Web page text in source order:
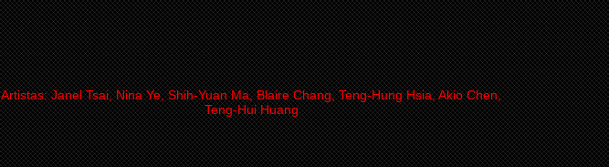
Artistas:Janel Tsai, Nina Ye, Shih-Yuan Ma, Blaire Chang, Teng-Hung Hsia, Akio Chen,
Teng-Hui Huang